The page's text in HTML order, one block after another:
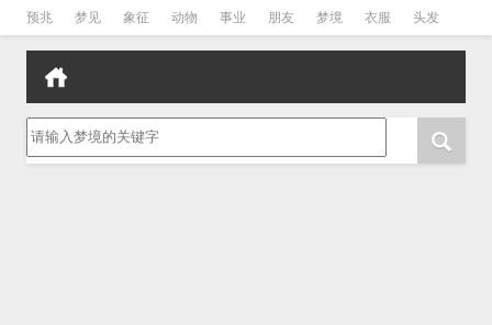
预兆 梦见 象征 动物 事业 朋友 梦境 衣服 头发
孕妇 孩子 吵架 房子